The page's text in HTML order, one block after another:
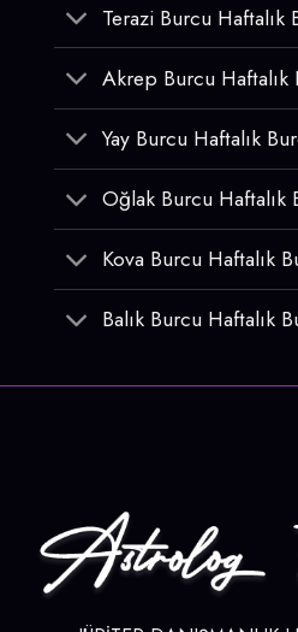
Terazi Burcu Haftalık
Akrep Burcu Haftalık
Yay Burcu Haftalık
Oğlak Burcu Haftalık
Kova Burcu Haftalık
Balık Burcu Haftalık